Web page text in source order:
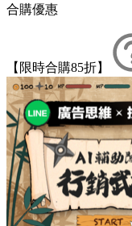
合購優惠
【限時合購85折】